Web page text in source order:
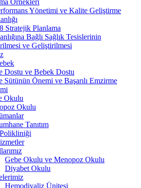
Yönetimi ve Kalite Geliştirme
Stratejik Planlama
Bağlı Sağlık Tesislerinin
ve Geliştirilmesi
Dostu ve Bebek Dostu
Sütünün Önemi ve Başarılı Emzirme
Okulu
Okulu
Tanıtım
Gebe Okulu ve Menopoz Okulu
Diyabet Okulu
Hemodiyaliz Ünitesi